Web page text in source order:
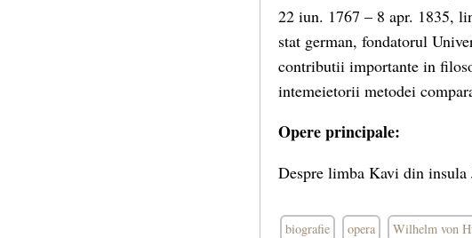
22 iun. 1767 – 8 apr. 1835,
stat german, fondatorul
contributii importante in
intemeietorii metodei
Opere principale:
Despre limba Kavi din insula
biografie opera Wilhelm von